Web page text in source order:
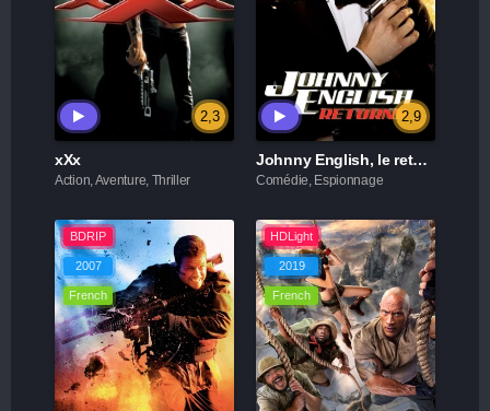
2,3
xXx
Action, Aventure, Thriller
2,9
Johnny English, le retour
Comédie, Espionnage
BDRIP
2007
French
HDLight
2019
French